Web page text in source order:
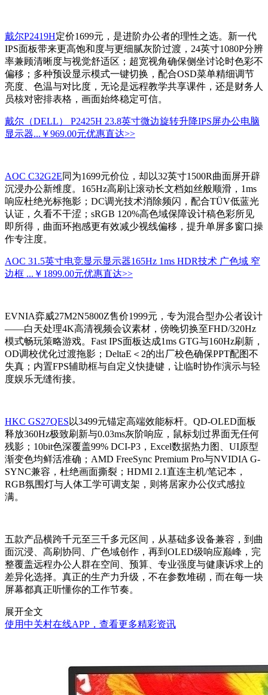
戴尔P2419H定价1699元，是进阶办公者的理性之选。新一代
IPS面板带来更高饱和度与更细腻灰阶过渡，24英寸1080P分辨
率兼顾清晰度与视觉舒适区；超宽视角确保侧坐讨论时色彩不
偏移；多种预设显示模式一键切换，配合OSD菜单精细调节
亮度、色温与对比度，无论是远程教学共享课件，还是财务人
员核对密排表格，画面始终稳定可信。
戴尔（DELL） P2425H 23.8英寸微边旋转升降IPS屏办公电脑
显示器... ￥969.00元优惠直达>>
AOC C32G2E同为1699元价位，却以32英寸1500R曲面屏开辟
沉浸办公新维度。165Hz高刷让滚动长文档如丝般顺滑，1ms
响应杜绝光标拖影；DC调光技术消除频闪，配合TÜV低蓝光
认证，久看不干涩；sRGB 120%高色域保障设计稿色彩所见
即所得，曲面环抱感更有效减少视线偏移，提升单屏多窗口操
作专注度。
AOC 31.5英寸电竞显示显示器165Hz 1ms HDR技术 广色域 窄
边框 ... ￥1899.00元优惠直达>>
EVNIA弈威27M2N5800Z售价1999元，专为混合型办公者设计
——白天处理4K高清视频会议素材，傍晚切换至FHD/320Hz
模式畅玩策略游戏。Fast IPS面板达成1ms GTG与160Hz刷新，
OD调校优化过渡拖影；DeltaE＜2的出厂校色确保PPT配图不
失真；内置FPS辅助框与自定义快捷键，让临时协作演示与轻
度娱乐无缝衔接。
HKC GS27QES 以3499元锚定高端效能标杆。QD-OLED面板
释放360Hz极致刷新与0.03ms灰阶响应，鼠标划过界面无任何
残影；10bit色深覆盖99% DCI-P3，Excel数据热力图、UI原型
渐变色均鲜活准确；AMD FreeSync Premium Pro与NVIDIA G-
SYNC兼容，杜绝画面撕裂；HDMI 2.1直连主机/笔记本，
RGB氛围灯与人体工学可调支架，则将居家办公仪式感拉
满。
五款产品横跨千元至三千多元区间，从基础多设备兼容，到曲
面沉浸、高刷协同、广色域创作，再到OLED级响应巅峰，完
整覆盖远程办公人群在空间、预算、专业强度与健康诉求上的
差异化选择。真正的生产力升级，不在参数堆砌，而在每一块
屏幕都真正听懂你的工作节奏。
展开全文
使用中关村在线APP，查看更多精彩资讯